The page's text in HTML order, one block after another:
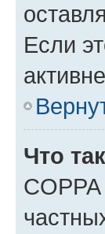
Если
Что